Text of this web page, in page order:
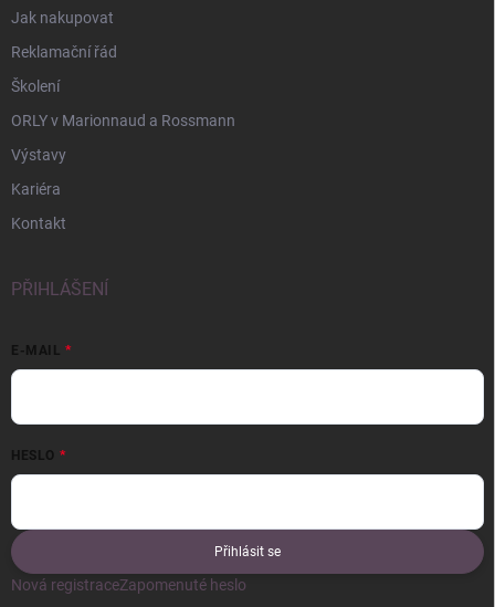
Jak nakupovat
Reklamační řád
Školení
ORLY v Marionnaud a Rossmann
Výstavy
Kariéra
Kontakt
PŘIHLÁŠENÍ
E-MAIL
HESLO
Přihlásit se
Nová registraceZapomenuté heslo